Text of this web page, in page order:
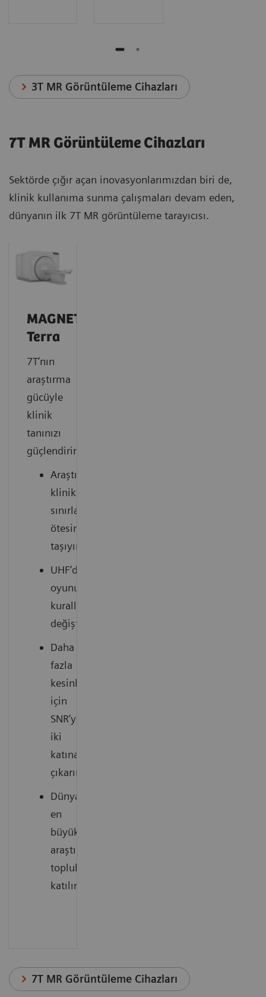
3T MR Görüntüleme Cihazları
7T MR Görüntüleme Cihazları
Sektörde çığır açan inovasyonlarımızdan biri de,
klinik kullanıma sunma çalışmaları devam eden,
dünyanın ilk 7T MR görüntüleme tarayıcısı.
MAGNETOM
Terra
7T’nın
araştırma
gücüyle
klinik
tanınızı
güçlendirin
Araştırmalarınızı
klinik
sınırların
ötesine
taşıyın
UHF’de
oyunun
kurallarını
değiştirin
Daha
fazla
kesinlik
için
SNR’yi
iki
katına
çıkarın
Dünyanın
en
büyük
araştırma
topluluğuna
katılın
7T MR Görüntüleme Cihazları